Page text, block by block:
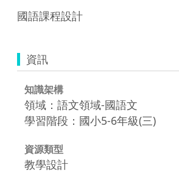
國語課程設計
資訊
知識架構
領域：語文領域-國語文
學習階段：國小5-6年級(三)
資源類型
教學設計